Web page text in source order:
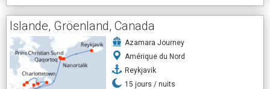
Islande, Gröenland, Canada
Azamara Journey
Amérique du Nord
Reykjavik
15 jours / nuits